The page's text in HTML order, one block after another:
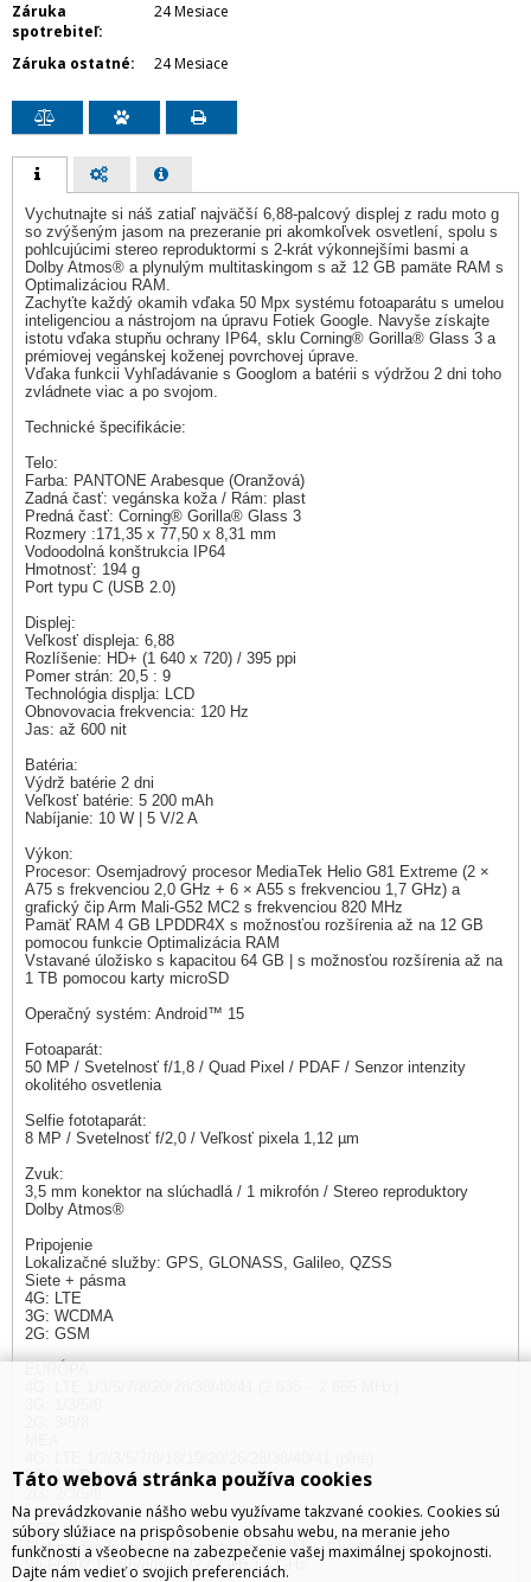
Záruka
spotrebiteľ
24 Mesiace
Záruka ostatné 24 Mesiace
Vychutnajte si náš zatiaľ najväčší 6,88-palcový displej z radu moto g
so zvýšeným jasom na prezeranie pri akomkoľvek osvetlení, spolu s
pohlcujúcimi stereo reproduktormi s 2-krát výkonnejšími basmi a
Dolby Atmos® a plynulým multitaskingom s až 12 GB pamäte RAM s
Optimalizáciou RAM.
Zachyťte každý okamih vďaka 50 Mpx systému fotoaparátu s umelou
inteligenciou a nástrojom na úpravu Fotiek Google. Navyše získajte
istotu vďaka stupňu ochrany IP64, sklu Corning® Gorilla® Glass 3 a
prémiovej vegánskej koženej povrchovej úprave.
Vďaka funkcii Vyhľadávanie s Googlom a batérii s výdržou 2 dni toho
zvládnete viac a po svojom.
Technické špecifikácie:
Telo:
Farba: PANTONE Arabesque (Oranžová)
Zadná časť: vegánska koža / Rám: plast
Predná časť: Corning® Gorilla® Glass 3
Rozmery :171,35 x 77,50 x 8,31 mm
Vodoodolná konštrukcia IP64
Hmotnosť: 194 g
Port typu C (USB 2.0)
Displej:
Veľkosť displeja: 6,88
Rozlíšenie: HD+ (1 640 x 720) / 395 ppi
Pomer strán: 20,5 : 9
Technológia displja: LCD
Obnovovacia frekvencia: 120 Hz
Jas: až 600 nit
Batéria:
Výdrž batérie 2 dni
Veľkosť batérie: 5 200 mAh
Nabíjanie: 10 W | 5 V/2 A
Výkon:
Procesor: Osemjadrový procesor MediaTek Helio G81 Extreme (2 ×
A75 s frekvenciou 2,0 GHz + 6 × A55 s frekvenciou 1,7 GHz) a
grafický čip Arm Mali-G52 MC2 s frekvenciou 820 MHz
Pamäť RAM 4 GB LPDDR4X s možnosťou rozšírenia až na 12 GB
pomocou funkcie Optimalizácia RAM
Vstavané úložisko s kapacitou 64 GB | s možnosťou rozšírenia až na
1 TB pomocou karty microSD
Operačný systém: Android™ 15
Fotoaparát:
50 MP / Svetelnosť f/1,8 / Quad Pixel / PDAF / Senzor intenzity
okolitého osvetlenia
Selfie fototaparát:
8 MP / Svetelnosť f/2,0 / Veľkosť pixela 1,12 µm
Zvuk:
3,5 mm konektor na slúchadlá / 1 mikrofón / Stereo reproduktory
Dolby Atmos®
Pripojenie
Lokalizačné služby: GPS, GLONASS, Galileo, QZSS
Siete + pásma
4G: LTE
3G: WCDMA
2G: GSM
3G: 1/2/5/8
NFC: Áno
Slot na dve karty SIM (2 karty Nano SIM + 1 karta microSD)
Wi-Fi 802.11 a/b/g/n/ac /2,4 GHz | 5 GHz
Táto webová stránka používa cookies
Na prevádzkovanie nášho webu využívame takzvané cookies. Cookies sú
súbory slúžiace na prispôsobenie obsahu webu, na meranie jeho
funkčnosti a všeobecne na zabezpečenie vašej maximálnej spokojnosti.
Dajte nám vedieť o svojich preferenciách.